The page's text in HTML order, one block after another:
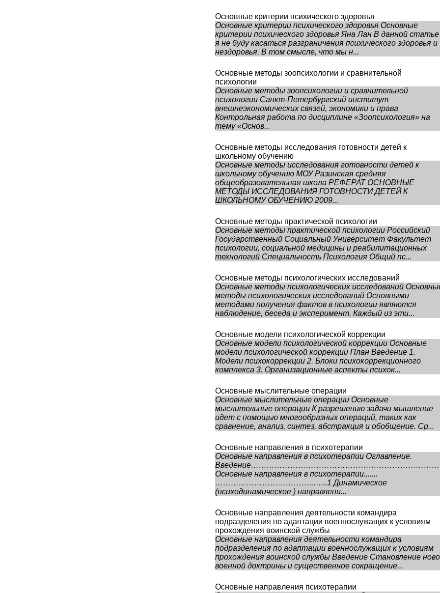
Основные критерии психического здоровья
Основные критерии психического здоровья Основные
критерии психического здоровья Яна Лан В данной статье
я не буду касаться разграничения психического здоровья и
нездоровья. В том смысле, что мы н...
Основные методы зоопсихологии и сравнительной
психологии
Основные методы зоопсихологии и сравнительной
психологии Санкт-Петербургский институт
внешнеэкономических связей, экономики и права
Контрольная работа по дисциплине «Зоопсихология» на
тему «Основ...
Основные методы исследования готовности детей к
школьному обучению
Основные методы исследования готовности детей к
школьному обучению МОУ Разинская средняя
общеобразовательная школа РЕФЕРАТ ОСНОВНЫЕ
МЕТОДЫ ИССЛЕДОВАНИЯ ГОТОВНОСТИ ДЕТЕЙ К
ШКОЛЬНОМУ ОБУЧЕНИЮ 2009...
Основные методы практической психологии
Основные методы практической психологии Российский
Государственный Социальный Университет Факультет
психологии, социальной медицины и реабилитационных
технологий Специальность Психология Общий пс...
Основные методы психологических исследований
Основные методы психологических исследований
методы психологических исследований Основными
методами получения фактов в психологии являются
наблюдение, беседа и эксперимент. Каждый из эти...
Основные модели психологической коррекции
Основные модели психологической коррекции Основные
модели психологической коррекции План Введение 1.
Модели психокоррекции 2. Блоки психокоррекционного
комплекса 3. Организационные аспекты психок...
Основные мыслительные операции
Основные мыслительные операции Основные
мыслительные операции К разрешению задачи мышление
идет с помощью мно­гообразных операций, таких как
сравнение, анализ, син­тез, абстракция и обобщение. Ср...
Основные направления в психотерапии
Основные направления в психотерапии Оглавление.
Основные направления в психотерапии.......
………………………………..…...1 Динамическое
(психодинамическое ) направлени...
Основные направления деятельности командира
подразделения по адаптации военнослужащих к условиям
прохождения воинской службы
Основные направления деятельности командира
подразделения по адаптации военнослужащих к условиям
прохождения воинской службы Введение Становление
военной доктрины и существенное сокращение...
Основные направления психотерапии